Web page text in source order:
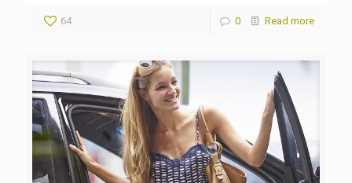
64 0 Read more